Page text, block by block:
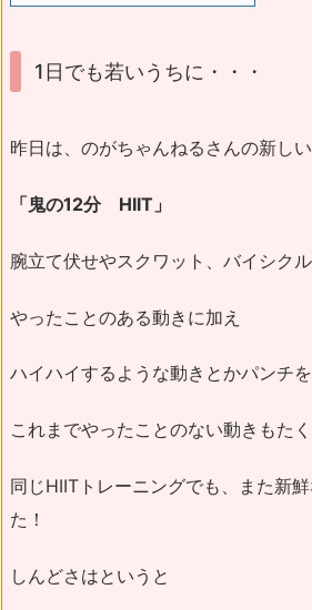
1日でも若いうちに・・・
昨日は、のがちゃんねるさんの新し
「鬼の12分 HIIT」
腕立て伏せやスクワット、バイシクル
やったことのある動きに加え
ハイハイするような動きとかパンチ
これまでやったことのない動きもた
同じHIITトレーニングでも、また新
た！
しんどさはというと